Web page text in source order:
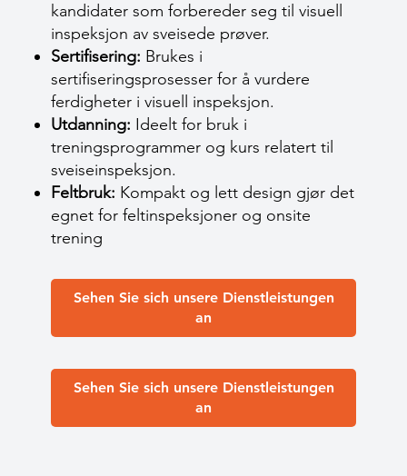
kandidater som forbereder seg til visuell
inspeksjon av sveisede prøver.
Sertifisering: Brukes i
sertifiseringsprosesser for å vurdere
ferdigheter i visuell inspeksjon.
Utdanning: Ideelt for bruk i
treningsprogrammer og kurs relatert til
sveiseinspeksjon.
Feltbruk: Kompakt og lett design gjør det
egnet for feltinspeksjoner og onsite
trening
Sehen Sie sich unsere Dienstleistungen
an
Sehen Sie sich unsere Dienstleistungen
an